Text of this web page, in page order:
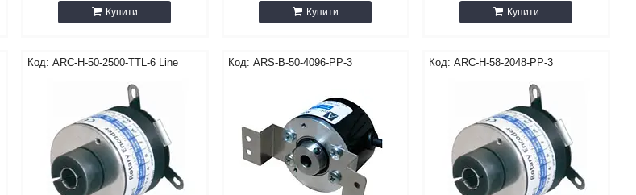
Купити Купити Купити
ARC-H-50-2500-TTL-6 Line ARS-B-50-4096-PP-3 ARC-H-58-2048-PP-3